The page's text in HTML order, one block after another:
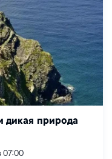
дикая природа
07:00